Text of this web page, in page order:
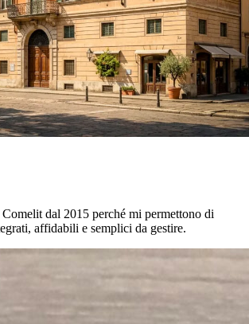
dal 2015 perché mi permettono di
affidabili e semplici da gestire.